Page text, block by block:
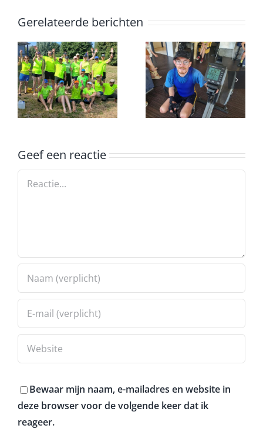
Gerelateerde berichten
Erwin
voltooid de
marathon op
Onderlinge
Geef een reactie
Bewaar mijn naam, e-mailadres en website in
deze browser voor de volgende keer dat ik